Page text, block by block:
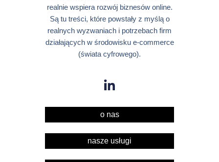
realnie wspiera rozwój biznesów online.
Są tu treści, które powstały z myślą o
realnych wyzwaniach i potrzebach firm
działających w środowisku e-commerce
(świata cyfrowego).
o nas
nasze usługi